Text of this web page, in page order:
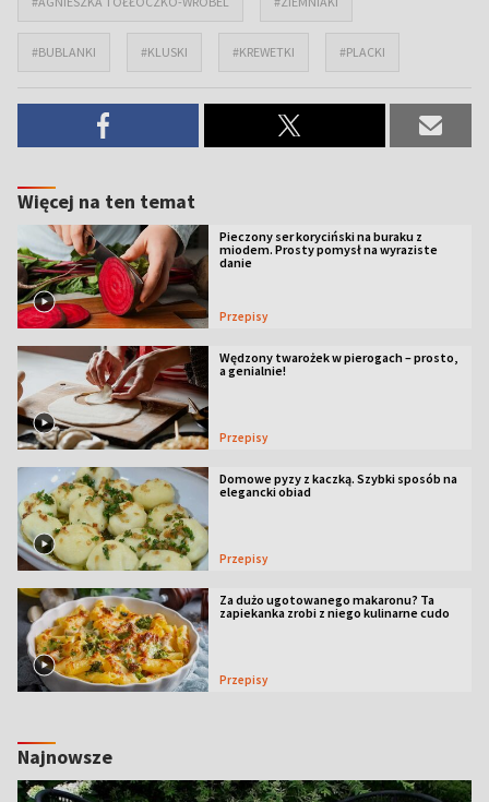
#BUBLANKI #KLUSKI #KREWETKI #PLACKI
Więcej na ten temat
Pieczony ser koryciński na buraku z
miodem. Prosty pomysł na wyraziste
danie
Przepisy
Wędzony twarożek w pierogach – prosto,
a genialnie!
Przepisy
Domowe pyzy z kaczką. Szybki sposób na
elegancki obiad
Przepisy
Za dużo ugotowanego makaronu? Ta
zapiekanka zrobi z niego kulinarne cudo
Przepisy
Najnowsze